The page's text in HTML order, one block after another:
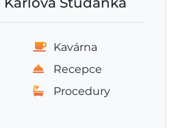
Kavárna
Recepce
Procedury